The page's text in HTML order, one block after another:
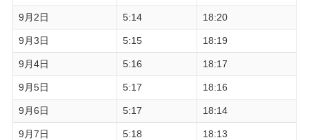
9月2日 5:14 18:20
9月3日 5:15 18:19
9月4日 5:16 18:17
9月5日 5:17 18:16
9月6日 5:17 18:14
9月7日 5:18 18:13